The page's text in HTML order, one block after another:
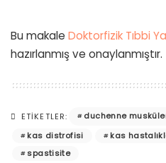
Bu makale Doktorfizik Tıbbi
hazırlanmış ve onaylanmıştır.
ETIKETLER: duchenne
kas distrofisi
kas
spastisite